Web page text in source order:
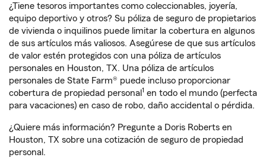
¿Tiene tesoros importantes como coleccionables, joyería,
equipo deportivo y otros? Su póliza de seguro de propietarios
de vivienda o inquilinos puede limitar la cobertura en algunos
de sus artículos más valiosos. Asegúrese de que sus artículos
de valor estén protegidos con una póliza de artículos
personales en Houston, TX. Una póliza de artículos
personales de State Farm® puede incluso proporcionar
cobertura de propiedad personal 1 en todo el mundo (perfecta
para vacaciones) en caso de robo, daño accidental o pérdida.
¿Quiere más información? Pregunte a Doris Roberts en
Houston, TX sobre una cotización de seguro de propiedad
personal.